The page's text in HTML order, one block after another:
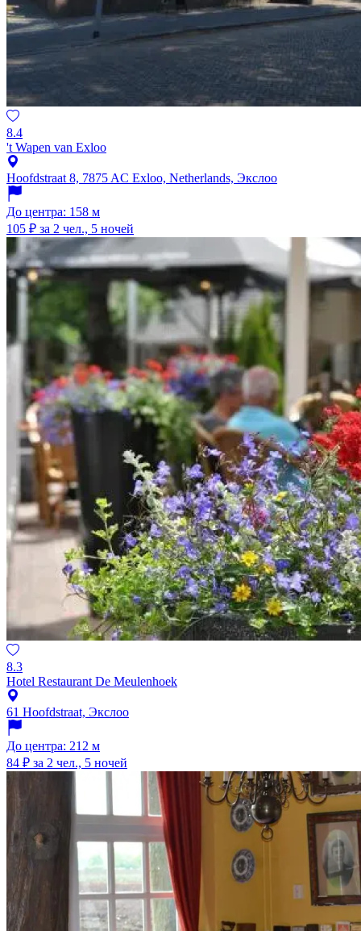
8.4
't Wapen van Exloo
Hoofdstraat 8, 7875 AC Exloo, Netherlands, Экслоо
До центра: 158 м
105 ₽ за 2 чел., 5 ночей
8.3
Hotel Restaurant De Meulenhoek
61 Hoofdstraat, Экслоо
До центра: 212 м
84 ₽ за 2 чел., 5 ночей